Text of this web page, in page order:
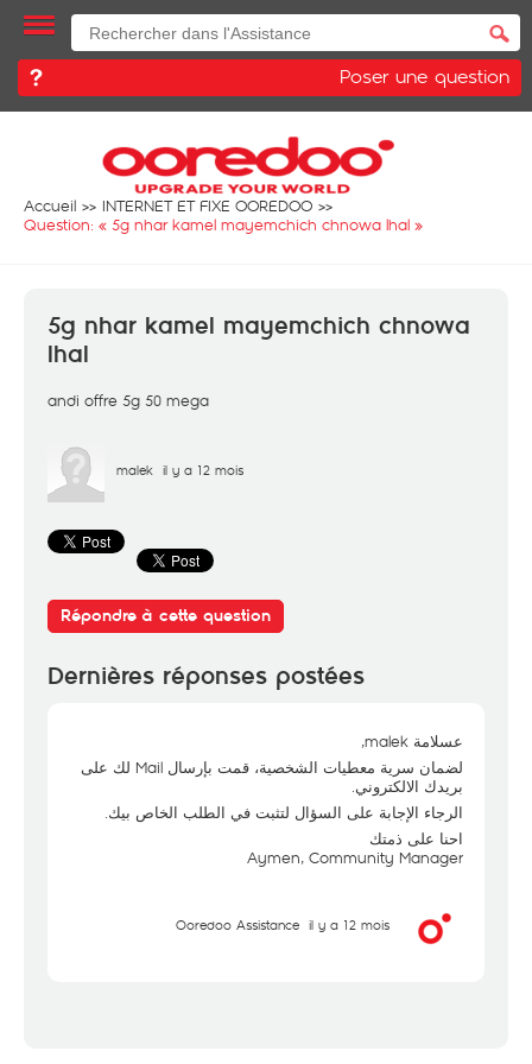
Poser une question
Accueil
INTERNET ET FIXE OOREDOO
Question: « 5g nhar kamel mayemchich chnowa lhal »
5g nhar kamel mayemchich chnowa
lhal
andi offre 5g 50 mega
malek il y a 12 mois
Répondre à cette question
Dernières réponses postées
عسلامة malek,
لضمان سرية معطيات الشخصية، قمت بإرسال Mail لك على
بريدك الالكتروني.
الرجاء الإجابة على السؤال لتثبت في الطلب الخاص بيك.
احنا على ذمتك
Aymen, Community Manager
Ooredoo Assistance il y a 12 mois